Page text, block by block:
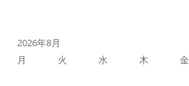
2026年8月
月
火 水 木 金